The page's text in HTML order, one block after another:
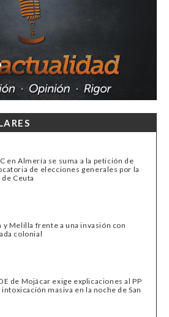
en Almería se suma a la petición de
de elecciones generales por la
Ceuta
y Melilla frente a una invasión con
colonial
de Mojácar exige explicaciones al PP
intoxicación masiva en la noche de San